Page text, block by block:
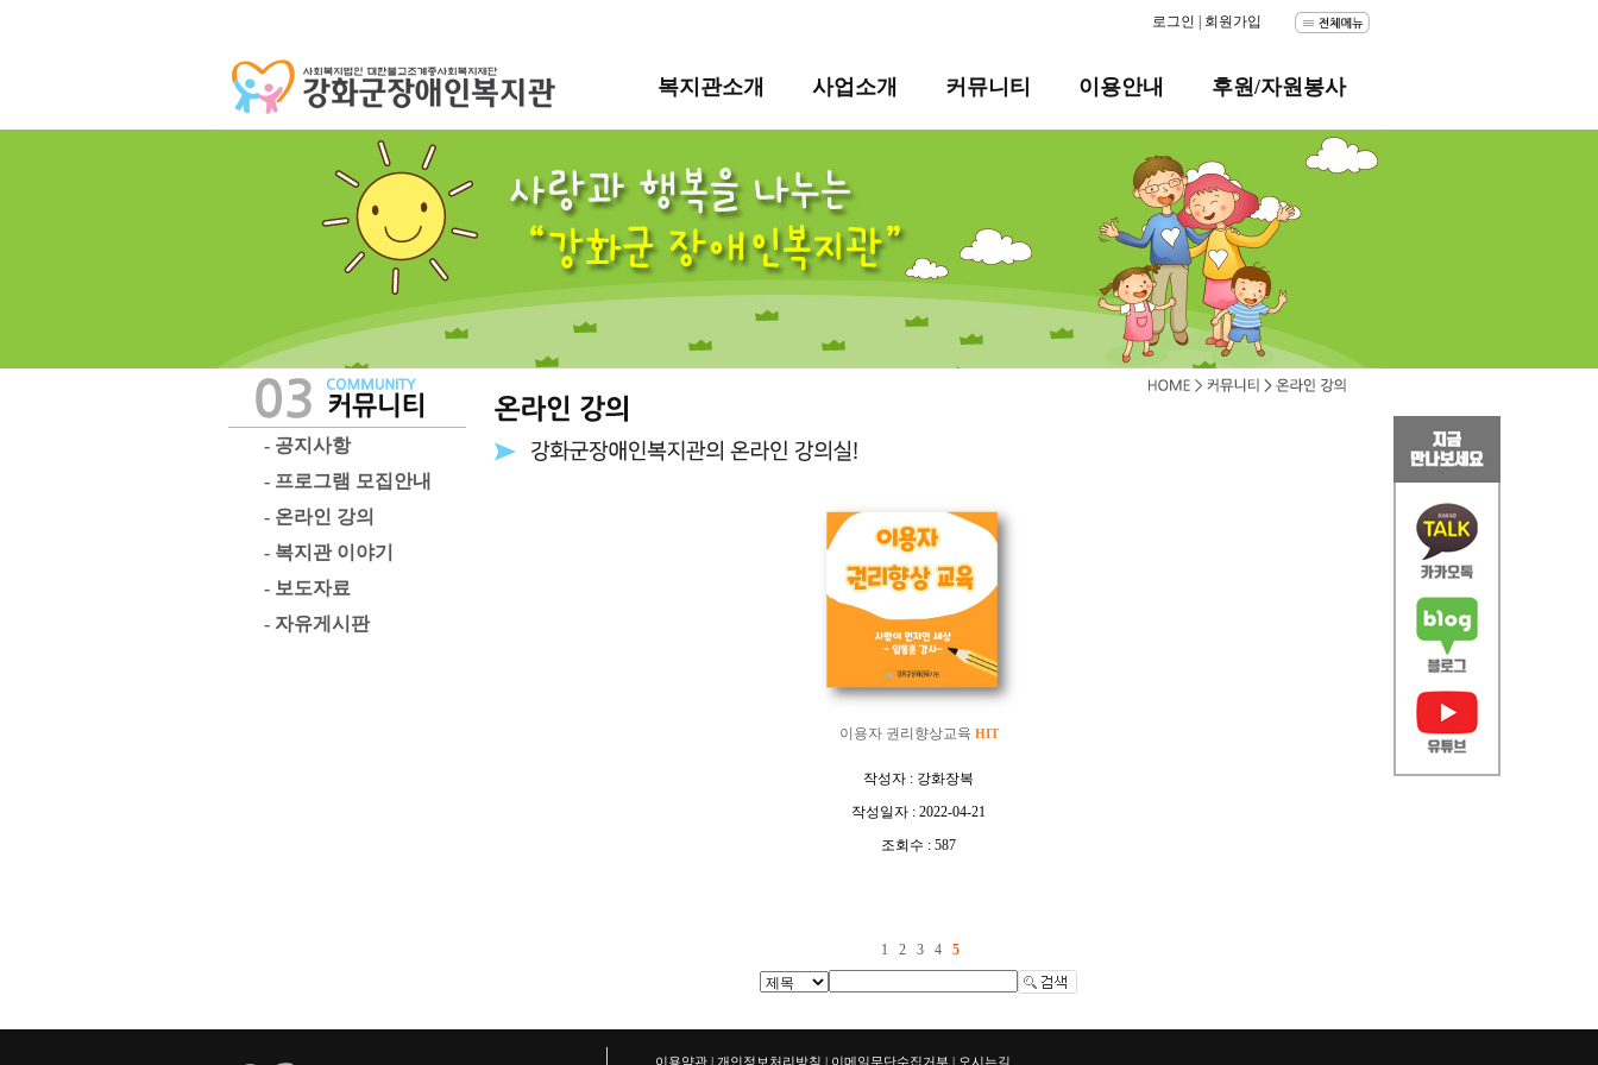
로그인 | 회원가입
복지관소개 사업소개 커뮤니티 이용안내 후원/자원봉사
- 공지사항
- 프로그램 모집안내
- 온라인 강의
- 복지관 이야기
- 보도자료
- 자유게시판
이용자 권리향상교육 HIT
작성자 : 강화장복
작성일자 : 2022-04-21
조회수 : 587
1 2 3 4 5
이용약관 | 개인정보처리방침 | 이메일무단수집거부 | 오시는길